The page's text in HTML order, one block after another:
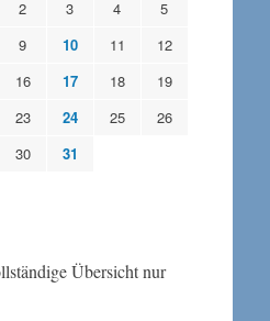
2 3 4
5
9 10 11
12
16 17 18
19
23 24 25
26
30 31
Übersicht nur